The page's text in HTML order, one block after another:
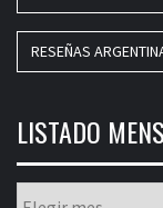
RESEÑAS
LISTADO